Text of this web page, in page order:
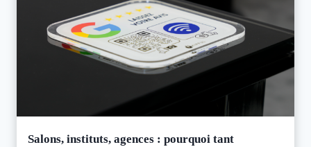
Salons, instituts, agences : pourquoi tant